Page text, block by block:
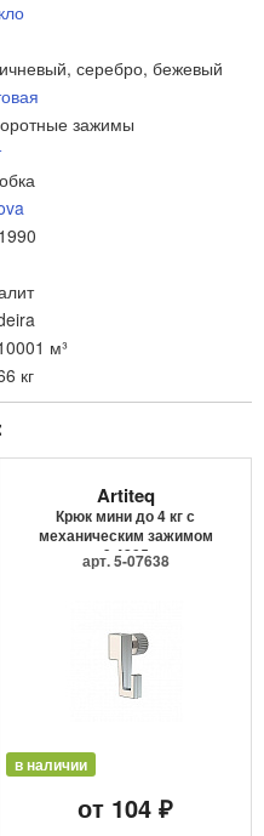
серебро, бежевый
зажимы
м³
кг
Artiteq
Крюк мини до 4 кг с
механическим зажимом
9.4205
арт. 5-07638
в наличии
от 104 ₽